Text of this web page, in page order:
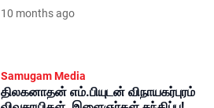
10 months ago
Samugam Media
திலகனாதன் எம்.பியுடன் விநாயகர்புரம்